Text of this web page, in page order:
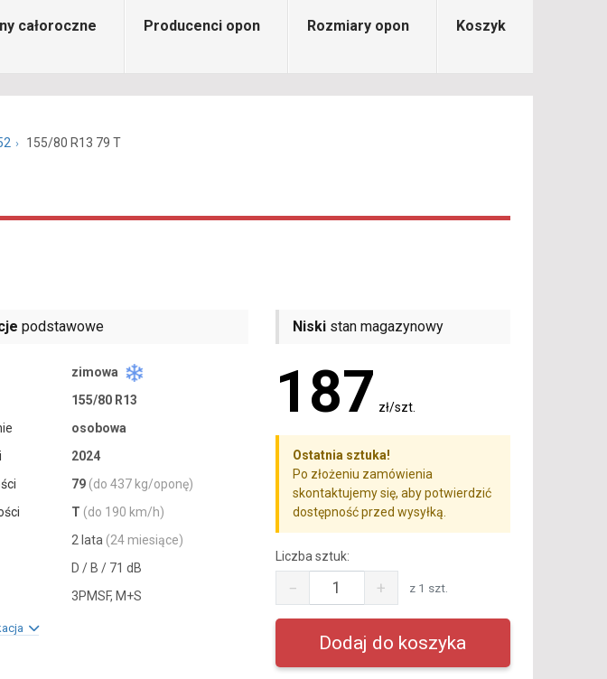
całoroczne Producenci opon Rozmiary opon Koszyk
155/80 R13 79 T
podstawowe
zimowa
155/80 R13
osobowa
2024
79 (do 437 kg/oponę)
T (do 190 km/h)
2 lata (24 miesiące)
D / B / 71 dB
3PMSF, M+S
Niskistan magazynowy
187 zł/szt.
Ostatnia sztuka!
Po złożeniu zamówienia
skontaktujemy się, aby potwierdzić
dostępność przed wysyłką.
Liczba sztuk:
− + z 1 szt.